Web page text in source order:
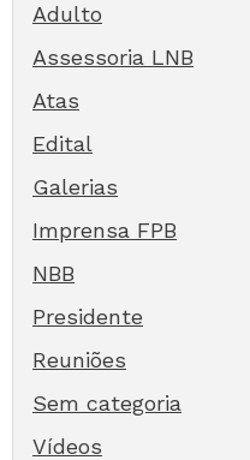
Adulto
Assessoria LNB
Atas
Edital
Galerias
Imprensa FPB
NBB
Presidente
Reuniões
Sem categoria
Vídeos